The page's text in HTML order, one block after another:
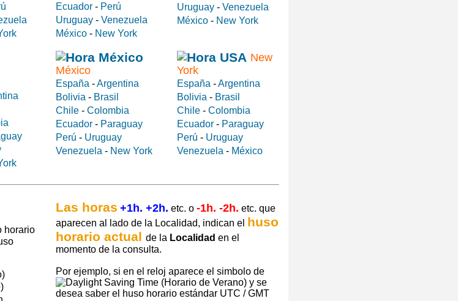
Ecuador - Perú
Uruguay - Venezuela
México - New York
Uruguay- Venezuela
México- New York
México
España -Argentina
Bolivia - Brasil
Chile - Colombia
Ecuador - Paraguay
Perú - Uruguay
Venezuela - New York
New
York
España -Argentina
Bolivia - Brasil
Chile- Colombia
Ecuador- Paraguay
Perú - Uruguay
Venezuela - México
horario
Las horas +1h. +2h. etc. o -1h. -2h. etc. que
aparecen al lado de la Localidad, indican el huso
horario actual de la Localidad en el
momento de la consulta.
Por ejemplo, si en el reloj aparece el simbolo de
y se
desea saber el huso horario estándar UTC / GMT